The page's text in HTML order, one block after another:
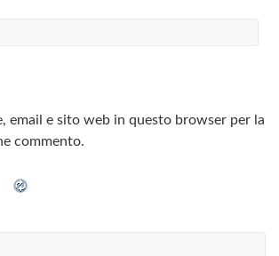
email e sito web in questo browser per la
commento.